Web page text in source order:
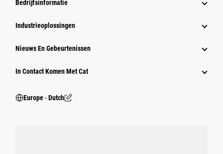
Bedrijfsinformatie
Industrieoplossingen
Nieuws En Gebeurtenissen
In Contact Komen Met Cat
Europe ‧ Dutch